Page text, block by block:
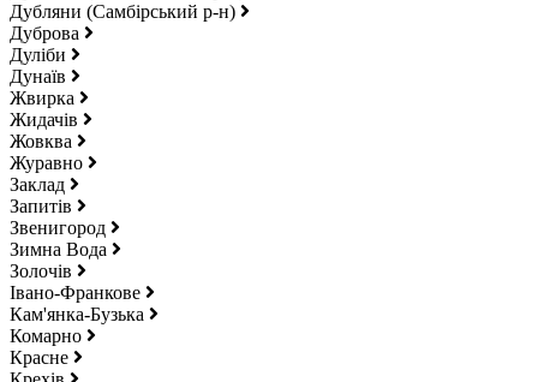
Дубляни (Самбірський р-н)
Дуброва
Дуліби
Дунаїв
Жвирка
Жидачів
Жовква
Журавно
Заклад
Запитів
Звенигород
Зимна Вода
Золочів
Івано-Франкове
Кам'янка-Бузька
Комарно
Красне